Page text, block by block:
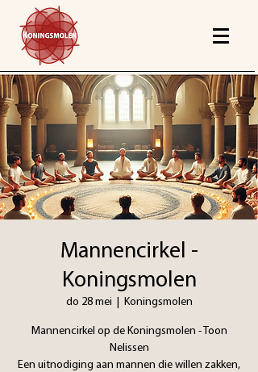
Mannencirkel -
Koningsmolen
do 28 mei
  |
Koningsmolen
Mannencirkel op de Koningsmolen - Toon
Nelissen
Een uitnodiging aan mannen die willen zakken,